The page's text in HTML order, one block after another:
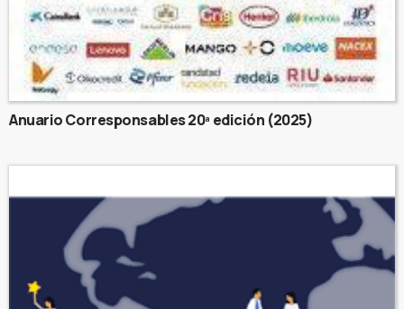
Anuario Corresponsables 20ª edición (2025)